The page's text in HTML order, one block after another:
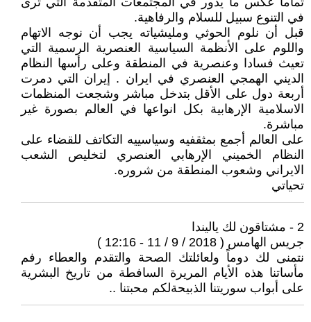
في التنوع سبيل للسلام والرفاهية.
قبل أن نلوم الحوثي ومليشياته يجب أن نوجه الاتهام
واللوم على الأنظمة السياسية العنصرية الرسمية التي
تعيث فسادا وعنصرية في المنطقة وعلى رأسها النظام
الديني الهمجي العنصري في ايران . إيران التي دمرت
أربعة دول على الأقل بتدخل مباشر وشجعت المنظمات
الاسلامية الإرهابية بكل انواعها في العالم بصورة غير
مباشرة.
على العالم أجمع بمثقفيه وسياسييه التكاتف للقضاء على
النظام الخميني الإرهابي العنصري لتخليص الشعب
الايراني وشعوب المنطقة من شروره.
تحياتي
2 - مشتاقون لك ياليندا
جريس الهامس ( 2018 / 9 / 11 - 12:16 )
نتمنى لك دوماً ولعائلتك الصحة والتقدم والعطاء رفم
مأساتنا هذه الأيام المريرة السافطة من تاريخ البشرية
على أبواب سوريتنا الذبيحةلكم محبتنا ..